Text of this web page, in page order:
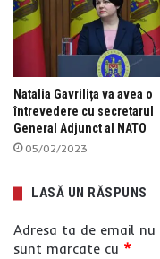
Natalia Gavrilița va avea o
întrevedere cu secretarul
General Adjunct al NATO
05/02/2023
LASĂ UN RĂSPUNS
Adresa ta de email nu
sunt marcate cu *